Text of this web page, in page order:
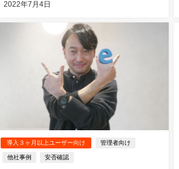
2022年7月4日
導入３ヶ月以上ユーザー向け 管理者向け
他社事例 安否確認